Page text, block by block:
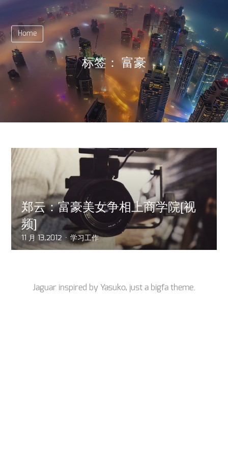
Home
标签：富豪
郑云：富豪美女争相上商学院[视
频]
11 月 13,2012 学习工作
Jaguar inspired by Yasuko, just a bigfa theme.